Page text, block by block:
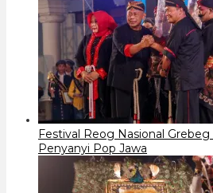
Festival Reog Nasional
Penyanyi Pop Jawa